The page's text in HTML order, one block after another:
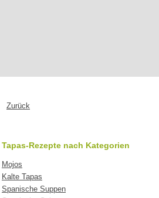
Zurück
Tapas-Rezepte nach Kategorien
Mojos
Kalte Tapas
Spanische Suppen